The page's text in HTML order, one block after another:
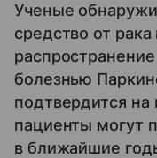
Ученые
средство от
болезнью
подтвердится на
пациенты могут
в ближайшие